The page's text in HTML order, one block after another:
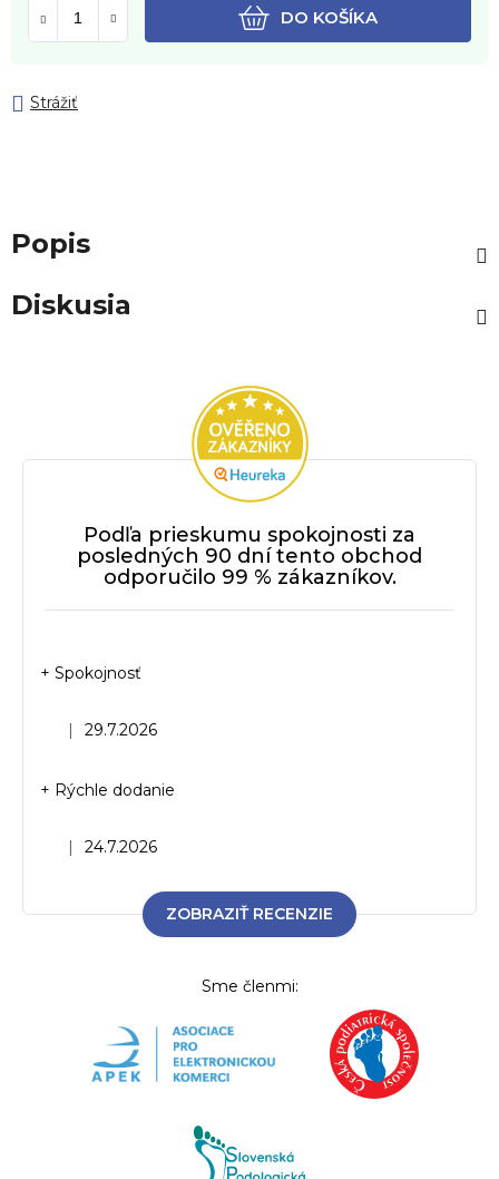
DO KOŠÍKA
Strážiť
Popis
Diskusia
Podľa prieskumu spokojnosti za
posledných 90 dní tento obchod
odporučilo 99 % zákazníkov.
Hodnotenie obchodu je 5 z 5 hviezdičiek.
| 29.7.2026
+ Spokojnosť
Hodnotenie obchodu je 5 z 5 hviezdičiek.
| 24.7.2026
+ Rýchle dodanie
ZOBRAZIŤ RECENZIE
Sme členmi: